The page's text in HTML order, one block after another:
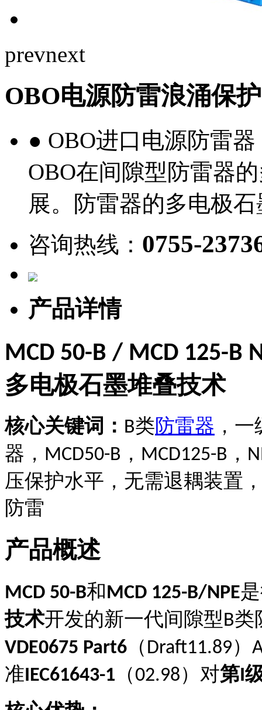
prevnext
OBO电源防雷浪涌保
● OBO进口电源防雷
OBO在间隙型防雷器
展。防雷器的多电极
咨询热线： 0755-
产品详情
MCD 50-B / MCD 125-B
多电极石墨堆叠技术
核心关键词： B类防雷器 ，一
器， MCD50-B ， MCD125-B ，
压保护水平，无需退耦装置
防雷
产品概述
MCD 50-B和 MCD 125-B/NPE
技术开发的新一代间隙型B类
VDE0675 Part6 （ Draft11.89）
准IEC61643-1 （02.98）对第I